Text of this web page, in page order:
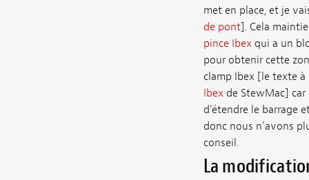
met en place, et je
de pont]. Cela
pince Ibexqui a un
pour obtenir cette
clamp Ibex [le texte
Ibexde StewMac] car
d’étendre le barrage
donc nous n’avons
conseil.
La